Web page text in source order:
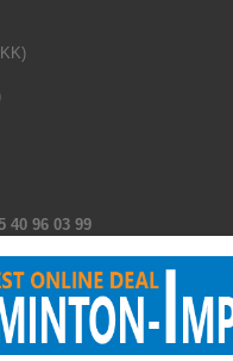
40 96 03 99